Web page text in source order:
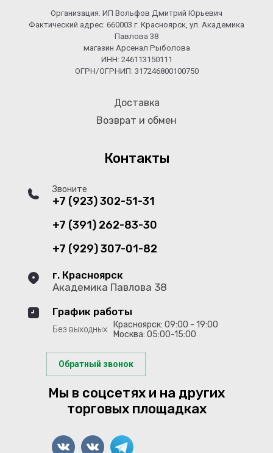
Организация: ИП Вольфов Дмитрий Юрьевич
Фактический адрес: 660003 г. Красноярск, ул. Академика
Павлова 38
магазин Арсенал Рыболова
ИНН: 246113150111
ОГРН/ОГРНИП: 317246800100750
Доставка
Возврат и обмен
Контакты
Звоните
+7 (923) 302-51-31
+7 (391) 262-83-30
+7 (929) 307-01-82
г. Красноярск
Академика Павлова 38
График работы
Без выходных
Красноярск: 09:00 - 19:00
Москва: 05:00-15:00
Обратный звонок
Мы в соцсетях и на других
торговых площадках